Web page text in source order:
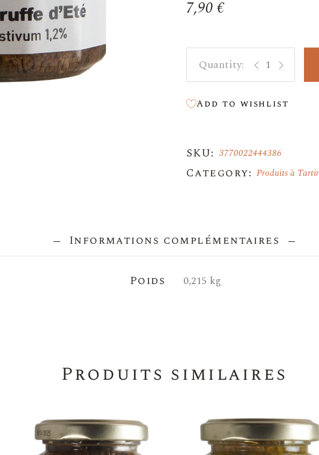
7,90€
Concassée
Add to wishlist
SKU: 3770022444386
Category: Produits à
Informations complémentaires
Poids 0,215 kg
Produits similaires